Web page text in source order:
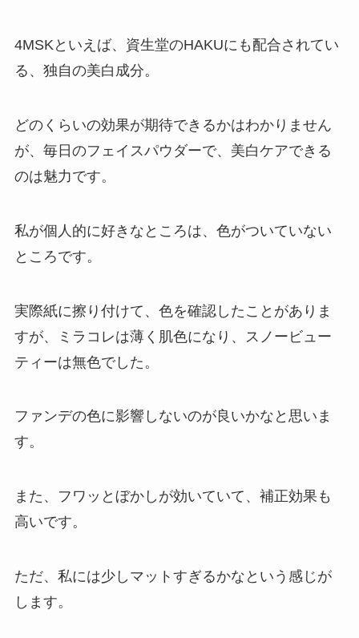
4MSKといえば、資生堂のHAKUにも配合されてい
る、独自の美白成分。
どのくらいの効果が期待できるかはわかりません
が、毎日のフェイスパウダーで、美白ケアできる
のは魅力です。
私が個人的に好きなところは、色がついていない
ところです。
実際紙に擦り付けて、色を確認したことがありま
すが、ミラコレは薄く肌色になり、スノービュー
ティーは無色でした。
ファンデの色に影響しないのが良いかなと思いま
す。
また、フワッとぼかしが効いていて、補正効果も
高いです。
ただ、私には少しマットすぎるかなという感じが
します。